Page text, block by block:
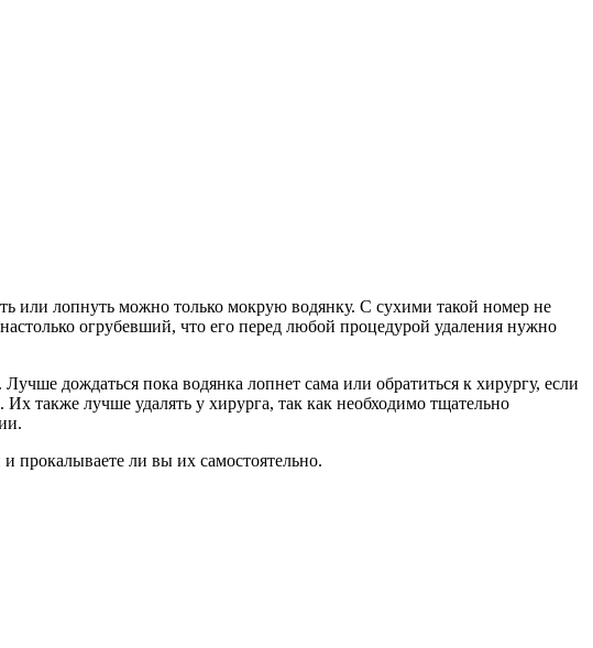
или лопнуть можно только мокрую водянку. С сухими такой номер не
огрубевший, что его перед любой процедурой удаления нужно
дождаться пока водянка лопнет сама или обратиться к хирургу, если
также лучше удалять у хирурга, так как необходимо тщательно
прокалываете ли вы их самостоятельно.